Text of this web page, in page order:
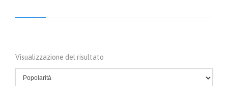
Visualizzazione del risultato